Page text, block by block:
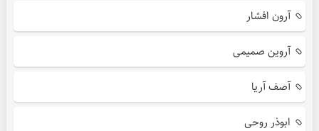
آرون افشار
آروین صمیمی
آصف آریا
ابوذر روحی